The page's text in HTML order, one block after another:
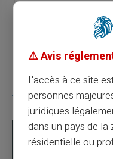
Articles similaires
⚠️ Avis
L'accès à ce site
personnes
juridiques
dans un pays de la
résidentielle ou